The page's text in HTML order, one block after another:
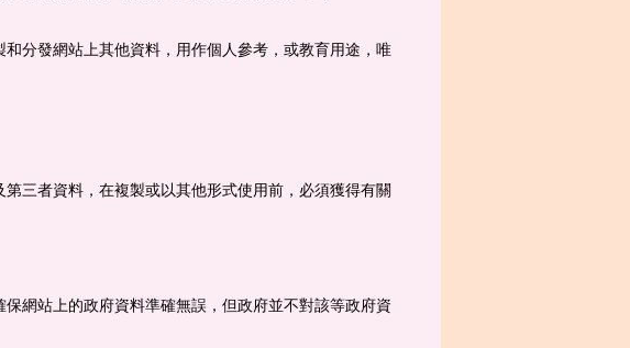
分發網站上其他資料，用作個人參考，或教育用途，唯
三者資料，在複製或以其他形式使用前，必須獲得有關
網站上的政府資料準確無誤，但政府並不對該等政府資